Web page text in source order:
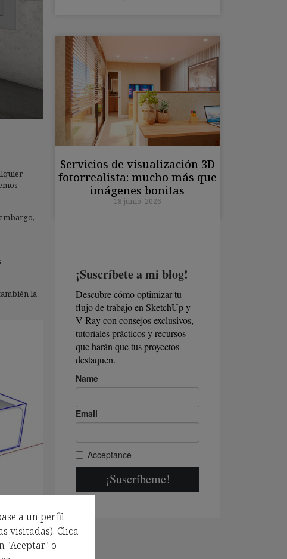
la
Servicios de visualización 3D
fotorrealista: mucho más que
imágenes bonitas
18 junio, 2026
a un perfil
visitadas). Clica
"Aceptar" o